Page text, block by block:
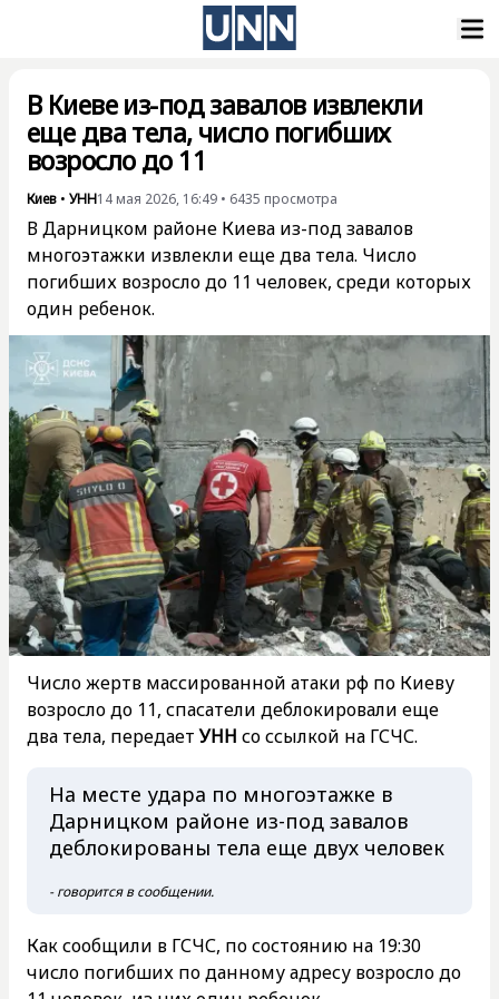
В Киеве из-под завалов извлекли
еще два тела, число погибших
возросло до 11
Киев • УНН14 мая 2026, 16:49 • 6435 просмотра
В Дарницком районе Киева из-под завалов
многоэтажки извлекли еще два тела. Число
погибших возросло до 11 человек, среди которых
один ребенок.
Число жертв массированной атаки рф по Киеву
возросло до 11, спасатели деблокировали еще
два тела, передаетУНН со ссылкой на ГСЧС.
На месте удара по многоэтажке в
Дарницком районе из-под завалов
деблокированы тела еще двух человек
- говорится в сообщении.
Как сообщили в ГСЧС, по состоянию на 19:30
число погибших по данному адресу возросло до